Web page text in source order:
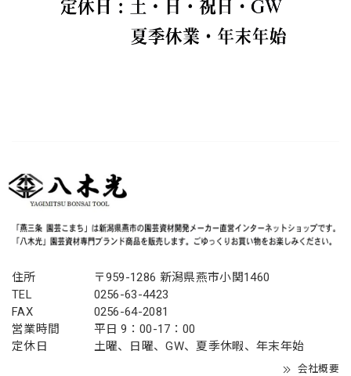
住所
〒959-1286 新潟県燕市小関1460
TEL
0256-63-4423
FAX
0256-64-2081
営業時間
平日 9：00-17：00
定休日
土曜、日曜、GW、夏季休暇、年末年始
会社概要